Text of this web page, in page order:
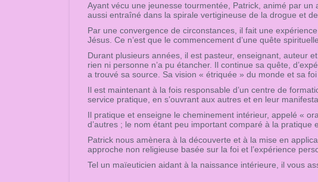
Ayant vécu une jeunesse tourmentée, Patrick, animé par un
aussi entraîné dans la spirale vertigineuse de la drogue et
Par une convergence de circonstances, il fait une
Jésus. Ce n’est que le commencement d’une quête spirituelle.
Durant plusieurs années, il est pasteur, enseignant, auteur
rien ni personne n’a pu étancher. Il continue sa quête,
a trouvé sa source. Sa vision « étriquée » du monde et sa
Il est maintenant à la fois responsable d’un centre de
service pratique, en s’ouvrant aux autres et en leur
Il pratique et enseigne le cheminement intérieur, appelé «
d’autres ; le nom étant peu important comparé à la pratique
Patrick nous amènera à la découverte et à la mise en
approche non religieuse basée sur la foi et l’expérience
Tel un maïeuticien aidant à la naissance intérieure, il vous